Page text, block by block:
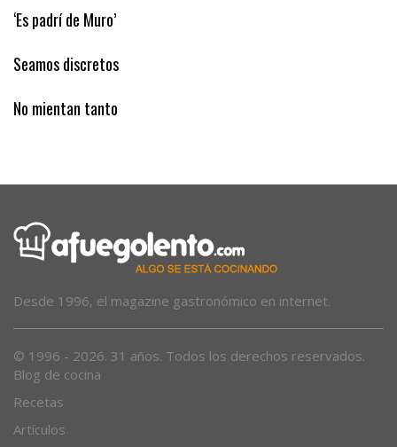
‘Es padrí de Muro’
Seamos discretos
No mientan tanto
Desde 1996, el magazine gastronómico en internet.
© 1996 - 2026. 31 años. Todos los derechos reservados.
Blog de cocina
Recetas
Artículos